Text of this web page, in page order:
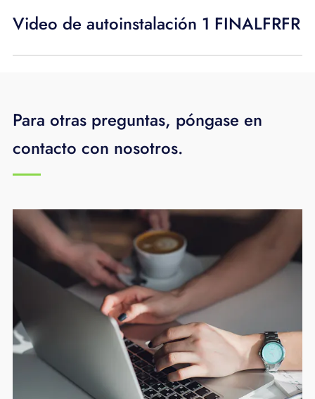
Video de autoinstalación 1 FINALFRFR
Para otras preguntas, póngase en
contacto con nosotros.